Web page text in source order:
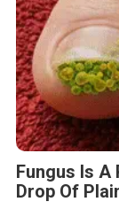
Fungus Is A
Drop Of